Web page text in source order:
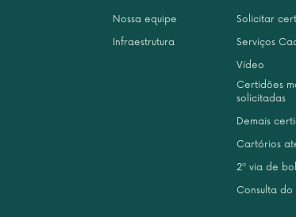
Nossa equipe
Infraestrutura
Solicitar
Serviços
Vídeo
Certidões
solicitadas
Demais
Cartórios
2ª via de
Consulta